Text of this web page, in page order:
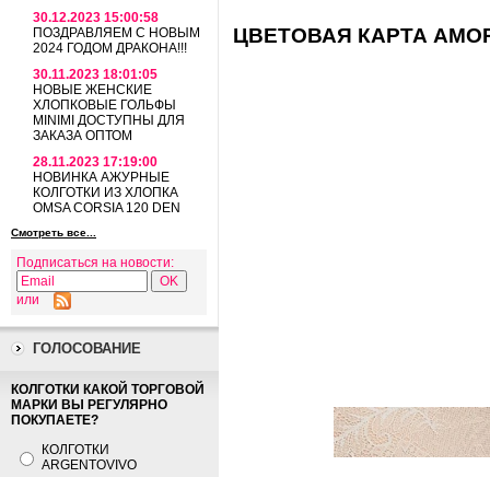
30.12.2023 15:00:58
ПОЗДРАВЛЯЕМ С НОВЫМ
2024 ГОДОМ ДРАКОНА!!!
30.11.2023 18:01:05
НОВЫЕ ЖЕНСКИЕ
ХЛОПКОВЫЕ ГОЛЬФЫ
MINIMI ДОСТУПНЫ ДЛЯ
ЗАКАЗА ОПТОМ
28.11.2023 17:19:00
НОВИНКА АЖУРНЫЕ
КОЛГОТКИ ИЗ ХЛОПКА
OMSA CORSIA 120 DEN
Смотреть все...
Подписаться на новости:
или
ГОЛОСОВАНИЕ
КОЛГОТКИ КАКОЙ ТОРГОВОЙ
МАРКИ ВЫ РЕГУЛЯРНО
ПОКУПАЕТЕ?
КОЛГОТКИ
ARGENTOVIVO
ЦВЕТОВАЯ КАРТА